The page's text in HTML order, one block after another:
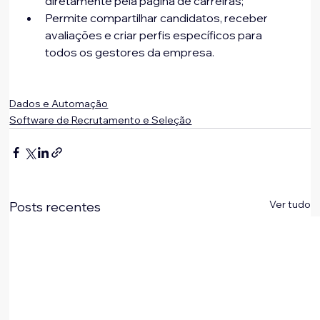
Permite compartilhar candidatos, receber
avaliações e criar perfis específicos para
todos os gestores da empresa.
Dados e Automação
Software de Recrutamento e Seleção
Posts recentes Ver tudo